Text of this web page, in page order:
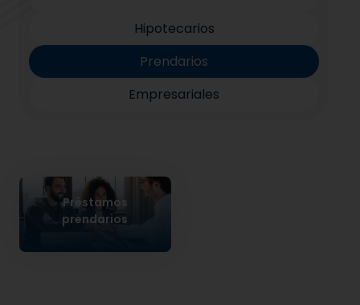
Hipotecarios
Prendarios
Empresariales
Préstamos
prendarios